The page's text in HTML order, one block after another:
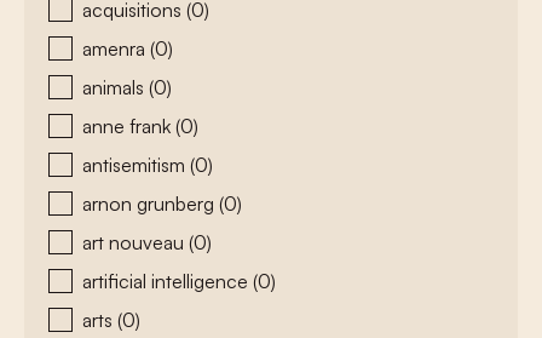
acquisitions (0)
amenra (0)
animals (0)
anne frank (0)
antisemitism (0)
arnon grunberg (0)
art nouveau (0)
artificial intelligence (0)
arts (0)